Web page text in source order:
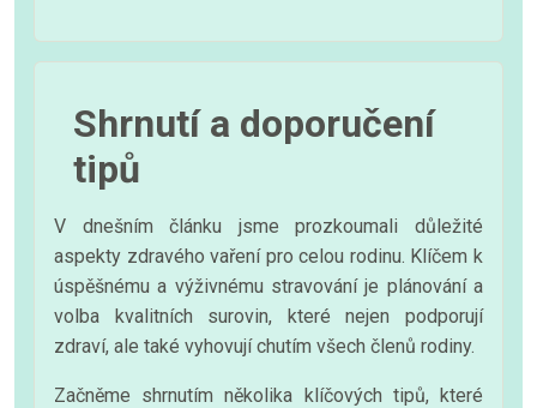
Shrnutí a doporučení
tipů
V dnešním článku jsme prozkoumali důležité
aspekty zdravého vaření pro celou rodinu. Klíčem k
úspěšnému a výživnému stravování je plánování a
volba kvalitních surovin, které nejen podporují
zdraví, ale také vyhovují chutím všech členů rodiny.
Začněme shrnutím několika klíčových tipů, které